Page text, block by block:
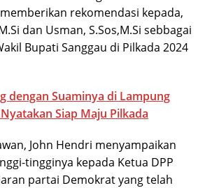
rekomendasi kepada,
dan Usman, S.Sos,M.Si sebbagai
Bupati Sanggau di Pilkada 2024
dengan Suaminya di Lampung
Siap Maju Pilkada
John Hendri menyampaikan
tingginya kepada Ketua DPP
partai Demokrat yang telah